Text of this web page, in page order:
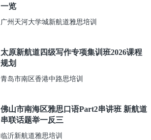
一览
广州天河大学城新航道雅思培训
太原新航道四级写作专项集训班2026课程
规划
青岛市南区香港中路思培训
佛山市南海区雅思口语Part2串讲班 新航道
串联话题举一反三
临沂新航道雅思培训